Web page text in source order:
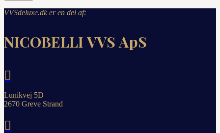
VVSdeluxe.dk er en del af:
NICOBELLI VVS ApS

Lunikvej 5D
2670 Greve Strand
